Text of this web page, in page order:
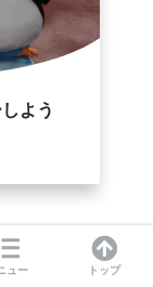
よう
ュー トップ